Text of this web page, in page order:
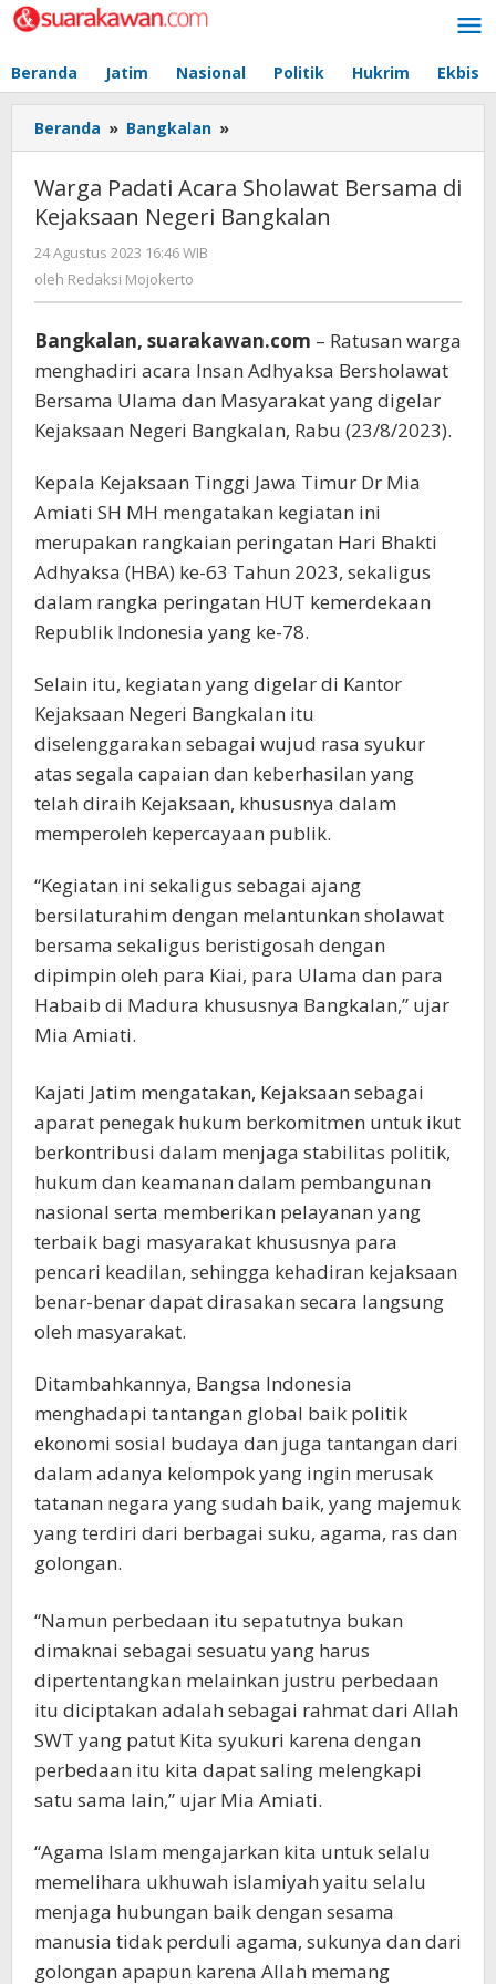
Lewati
ke
Beranda Jatim Nasional Politik Hukrim Ekbis
Beranda » Bangkalan »
Padati
Acara
Sholawat
Bersama
Warga Padati Acara Sholawat Bersama di
Kejaksaan Negeri Bangkalan
24 Agustus 2023 16:46 WIB
oleh Redaksi Mojokerto
Bangkalan, suarakawan.com – Ratusan warga
menghadiri acara Insan Adhyaksa Bersholawat
Bersama Ulama dan Masyarakat yang digelar
Kejaksaan Negeri Bangkalan, Rabu (23/8/2023).
Kepala Kejaksaan Tinggi Jawa Timur Dr Mia
Amiati SH MH mengatakan kegiatan ini
merupakan rangkaian peringatan Hari Bhakti
Adhyaksa (HBA) ke-63 Tahun 2023, sekaligus
dalam rangka peringatan HUT kemerdekaan
Republik Indonesia yang ke-78.
Selain itu, kegiatan yang digelar di Kantor
Kejaksaan Negeri Bangkalan itu
diselenggarakan sebagai wujud rasa syukur
atas segala capaian dan keberhasilan yang
telah diraih Kejaksaan, khususnya dalam
memperoleh kepercayaan publik.
“Kegiatan ini sekaligus sebagai ajang
bersilaturahim dengan melantunkan sholawat
bersama sekaligus beristigosah dengan
dipimpin oleh para Kiai, para Ulama dan para
Habaib di Madura khususnya Bangkalan,” ujar
Mia Amiati.
Kajati Jatim mengatakan, Kejaksaan sebagai
aparat penegak hukum berkomitmen untuk ikut
berkontribusi dalam menjaga stabilitas politik,
hukum dan keamanan dalam pembangunan
nasional serta memberikan pelayanan yang
terbaik bagi masyarakat khususnya para
pencari keadilan, sehingga kehadiran kejaksaan
benar-benar dapat dirasakan secara langsung
oleh masyarakat.
Ditambahkannya, Bangsa Indonesia
menghadapi tantangan global baik politik
ekonomi sosial budaya dan juga tantangan dari
dalam adanya kelompok yang ingin merusak
tatanan negara yang sudah baik, yang majemuk
yang terdiri dari berbagai suku, agama, ras dan
golongan.
“Namun perbedaan itu sepatutnya bukan
dimaknai sebagai sesuatu yang harus
dipertentangkan melainkan justru perbedaan
itu diciptakan adalah sebagai rahmat dari Allah
SWT yang patut Kita syukuri karena dengan
perbedaan itu kita dapat saling melengkapi
satu sama lain,” ujar Mia Amiati.
“Agama Islam mengajarkan kita untuk selalu
memelihara ukhuwah islamiyah yaitu selalu
menjaga hubungan baik dengan sesama
manusia tidak perduli agama, sukunya dan dari
golongan apapun karena Allah memang